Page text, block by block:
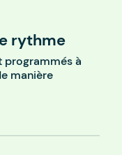
rythme
programmés à
manière